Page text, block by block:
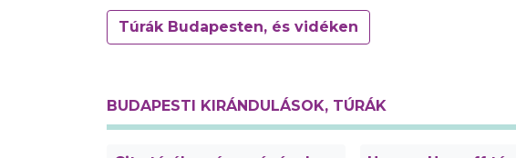
Túrák Budapesten, és vidéken
BUDAPESTI KIRÁNDULÁSOK, TÚRÁK